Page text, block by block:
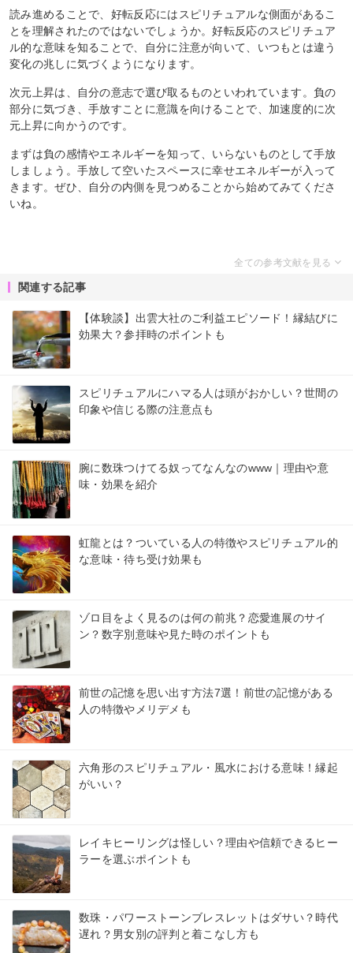
読み進めることで、好転反応にはスピリチュアルな側面があるこ
とを理解されたのではないでしょうか。好転反応のスピリチュア
ル的な意味を知ることで、自分に注意が向いて、いつもとは違う
変化の兆しに気づくようになります。
次元上昇は、自分の意志で選び取るものといわれています。負の
部分に気づき、手放すことに意識を向けることで、加速度的に次
元上昇に向かうのです。
まずは負の感情やエネルギーを知って、いらないものとして手放
しましょう。手放して空いたスペースに幸せエネルギーが入って
きます。ぜひ、自分の内側を見つめることから始めてみてくださ
いね。
関連する記事
【体験談】出雲大社のご利益エピソード！縁結びに
効果大？参拝時のポイントも
スピリチュアルにハマる人は頭がおかしい？世間の
印象や信じる際の注意点も
腕に数珠つけてる奴ってなんなのwww｜理由や意
味・効果を紹介
虹龍とは？ついている人の特徴やスピリチュアル的
な意味・待ち受け効果も
ゾロ目をよく見るのは何の前兆？恋愛進展のサイ
ン？数字別意味や見た時のポイントも
前世の記憶を思い出す方法7選！前世の記憶がある
人の特徴やメリデメも
六角形のスピリチュアル・風水における意味！縁起
がいい？
レイキヒーリングは怪しい？理由や信頼できるヒー
ラーを選ぶポイントも
数珠・パワーストーンブレスレットはダサい？時代
遅れ？男女別の評判と着こなし方も